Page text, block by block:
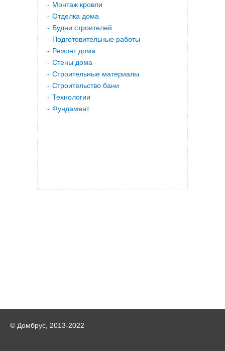
Монтаж кровли
Отделка дома
Будни строителей
Подготовительные работы
Ремонт дома
Стены дома
Строительные материалы
Строительство бани
Технологии
Фундамент
© Домбрус, 2013-2022